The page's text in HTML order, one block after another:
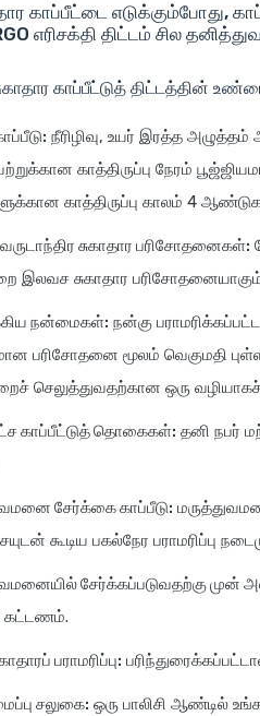
காப்பீட்டை எடுக்கும்போது,
எரிசக்தி திட்டம் சில
காப்பீட்டுத் திட்டத்தின்
நீரிழிவு, உயர் இரத்த
காத்திருப்பு நேரம்
காத்திருப்பு காலம் 4
சுகாதார பரிசோதனைகள்:
இலவச சுகாதார
நன்மைகள்: நன்கு
பரிசோதனை மூலம் வெகுமதி
செலுத்துவதற்கான ஒரு
காப்பீட்டுத் தொகைகள்: தனி நபர்
சேர்க்கை காப்பீடு:
கூடிய பகல்நேர பராமரிப்பு
சேர்க்கப்படுவதற்கு முன்
கட்டணம்.
பராமரிப்பு:
சலுகை: ஒரு பாலிசி ஆண்டில்